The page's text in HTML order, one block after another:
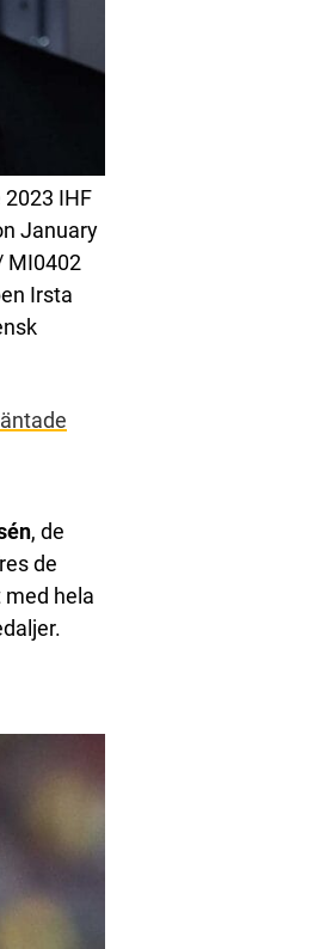
IHF
January
MI0402
Irsta
, de
de
hela